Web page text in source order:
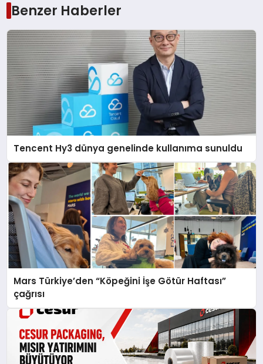
Benzer Haberler
Tencent Hy3 dünya genelinde kullanıma sunuldu
Mars Türkiye’den “Köpeğini İşe Götür Haftası”
çağrısı